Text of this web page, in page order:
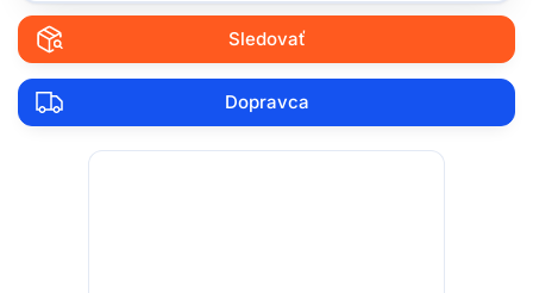
Sledovať
Dopravca